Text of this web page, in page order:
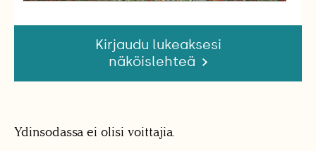
Kirjaudu lukeaksesi
näköislehteä
Ydinsodassa ei olisi voittajia.